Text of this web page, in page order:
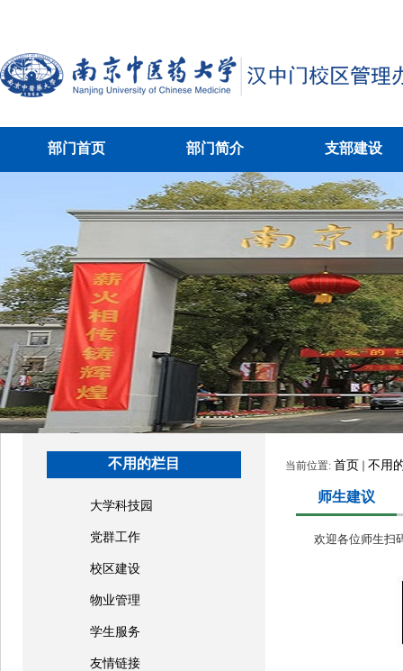
部门首页 部门简介 支部建设
不用的栏目
大学科技园
党群工作
校区建设
物业管理
学生服务
友情链接
当前位置: 首页 不用
师生建议
欢迎各位师生扫